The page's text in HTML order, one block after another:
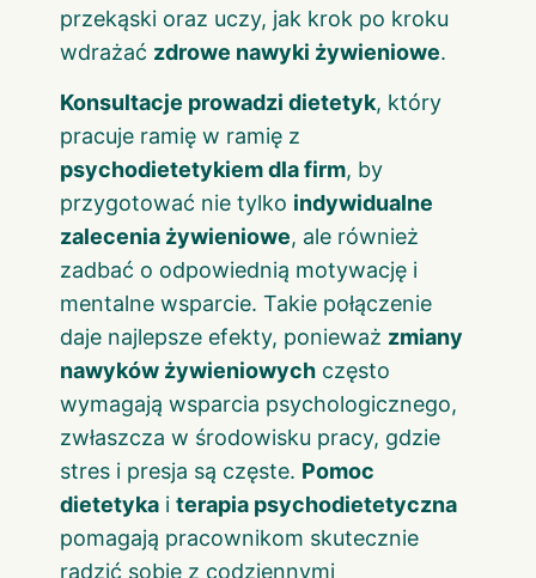
przekąski oraz uczy, jak krok po kroku
wdrażać zdrowe nawyki żywieniowe.
Konsultacje prowadzi dietetyk, który
pracuje ramię w ramię z
psychodietetykiem dla firm, by
przygotować nie tylko indywidualne
zalecenia żywieniowe, ale również
zadbać o odpowiednią motywację i
mentalne wsparcie. Takie połączenie
daje najlepsze efekty, ponieważ zmiany
nawyków żywieniowych często
wymagają wsparcia psychologicznego,
zwłaszcza w środowisku pracy, gdzie
stres i presja są częste. Pomoc
dietetyka i terapia psychodietetyczna
pomagają pracownikom skutecznie
radzić sobie z codziennymi